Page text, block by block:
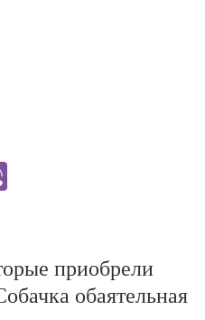
приобрели
обаятельная